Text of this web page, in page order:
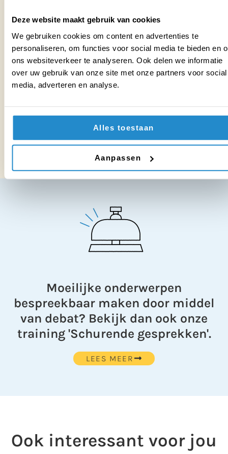
Deze website maakt gebruik van cookies
We gebruiken cookies om content en advertenties te
personaliseren, om functies voor social media te bieden en
ons websiteverkeer te analyseren. Ook delen we informatie
over uw gebruik van onze site met onze partners voor social
media, adverteren en analyse.
Alles toestaan
Aanpassen
Trainer
Moeilijke onderwerpen
bespreekbaar maken door middel
van debat? Bekijk dan ook onze
training 'Schurende gesprekken'.
LEES MEER
Ook interessant voor jou